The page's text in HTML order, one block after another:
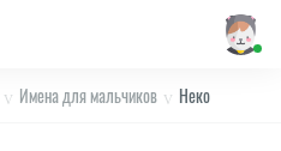
Имена для мальчиков Неко